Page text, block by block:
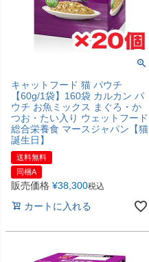
キャットフード 猫 パウチ
【60g/1袋】160袋 カルカン パ
ウチ お魚ミックス まぐろ・か
つお・たい入り ウェットフード
総合栄養食 マースジャパン【猫
誕生日】
送料無料
同梱A
販売価格 ¥38,300税込
カートに入れる